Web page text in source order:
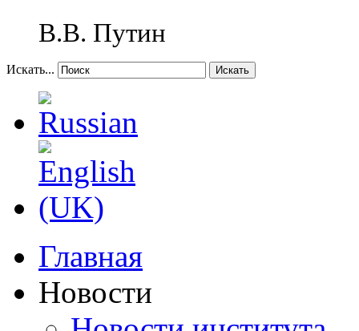
В.В. Путин
Искать... Искать
Главная
Новости